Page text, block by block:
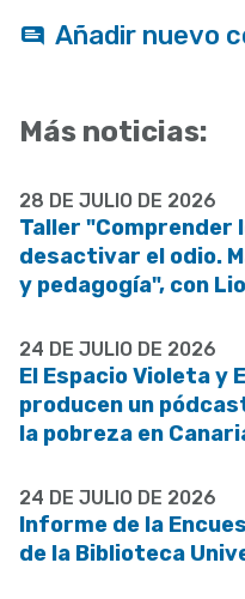
Añadir nuevo
Más noticias:
28 DE JULIO DE 2026
Taller
desactivar el odio.
y pedagogía", con
24 DE JULIO DE 2026
El Espacio Violeta y
producen un
la pobreza en
24 DE JULIO DE 2026
Informe de la
de la Biblioteca